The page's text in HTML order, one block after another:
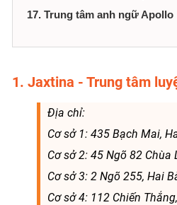
17. Trung tâm anh ngữ Apollo
1. Jaxtina - Trung tâm
Địa chỉ:
Cơ sở 1: 435 Bạch Mai,
Cơ sở 2: 45 Ngõ 82
Cơ sở 3: 2 Ngõ 255, Hai
Cơ sở 4: 112 Chiến